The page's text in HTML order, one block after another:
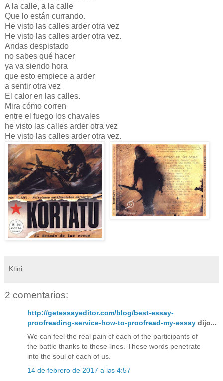
A la calle, a la calle
Que lo están currando.
He visto las calles arder otra vez
He visto las calles arder otra vez.
Andas despistado
no sabes qué hacer
ya va siendo hora
que esto empiece a arder
a sentir otra vez
El calor en las calles.
Mira cómo corren
entre el fuego los chavales
he visto las calles arder otra vez
He visto las calles arder otra vez.
Ktini
2 comentarios:
http://getessayeditor.com/blog/best-essay-
proofreading-service-how-to-proofread-my-essay dijo...
We can feel the real pain of each of the participants of
the battle thanks to these lines. These words penetrate
into the soul of each of us.
14 de febrero de 2017 a las 4:57